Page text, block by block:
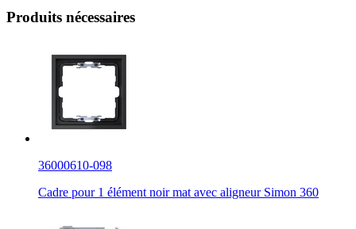
Produits nécessaires
36000610-098
Cadre pour 1 élément noir mat avec aligneur Simon 360